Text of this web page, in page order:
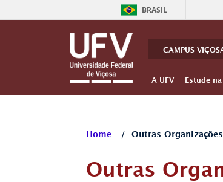
BRASIL
CAMPUS
A UFV Estude
Home / Outras Organizações
Outras